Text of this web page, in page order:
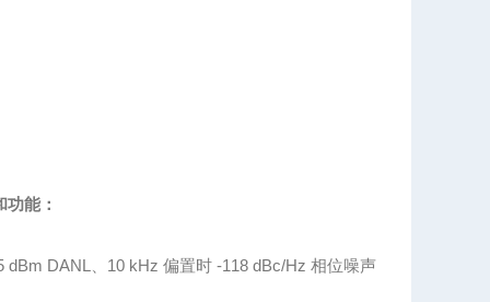
能：
DANL、10 kHz 偏置时 -118 dBc/Hz 相位噪声